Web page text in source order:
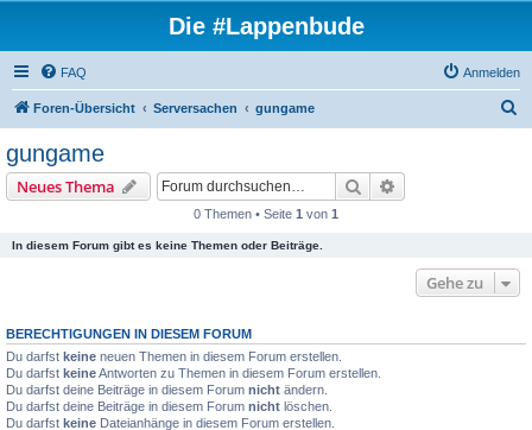
Die #Lappenbude
FAQ Anmelden
Foren-Übersicht Serversachen gungame
gungame
Neues Thema Suche
0 Themen • Seite 1 von 1
In diesem Forum gibt es keine Themen oder Beiträge.
Gehe zu
BERECHTIGUNGEN IN DIESEM FORUM
Du darfst keine neuen Themen in diesem Forum erstellen.
Du darfst keineAntworten zu Themen in diesem Forum erstellen.
Du darfst deine Beiträge in diesem Forum nicht ändern.
Du darfst deine Beiträge in diesem Forum nicht löschen.
Du darfst keine Dateianhänge in diesem Forum erstellen.